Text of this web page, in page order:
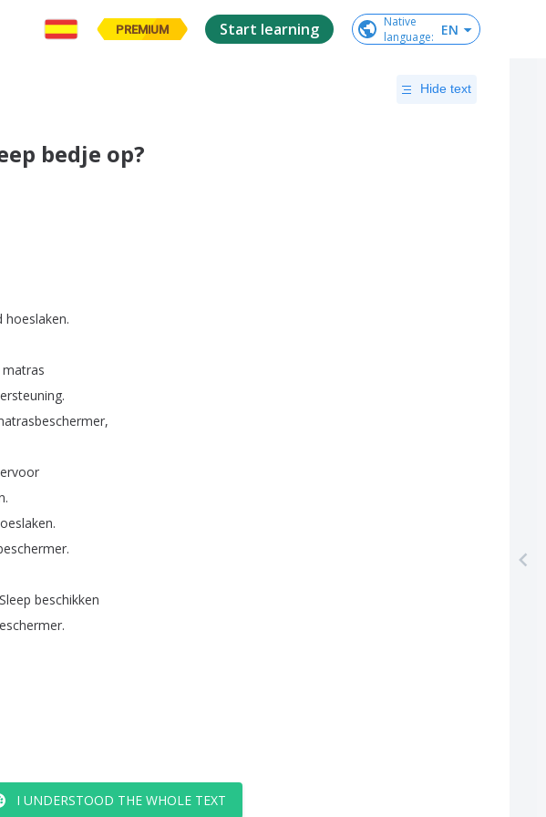
PREMIUM Start learning
Native
language: EN
Hide text
bedje op?
hoeslaken.
matras
.
,
ervoor
.
.
.
beschikken
.
I UNDERSTOOD THE WHOLE TEXT